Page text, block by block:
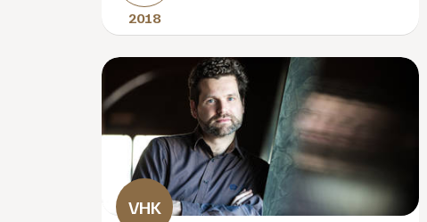
2018